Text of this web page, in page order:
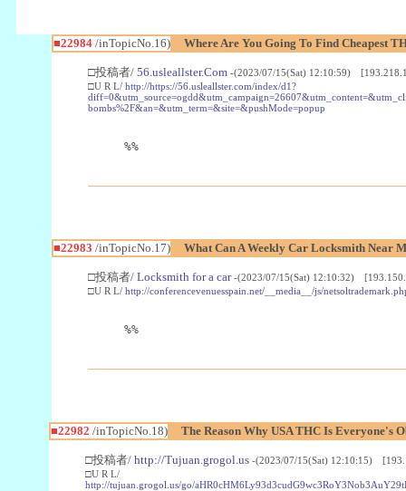
■22984/inTopicNo.16) Where Are You Going To Find Cheapest
□投稿者/ 56.usleallster.Com -(2023/07/15(Sat) 12:10:59)
□U R L/ http://https://56.usleallster.com/index/d1?
bombs%2F&an=&utm_term=&site=&pushMode=popup
%%
■22983 /inTopicNo.17) What Can A Weekly Car Locksmith Near
□投稿者/ Locksmith for a car -(2023/07/15(Sat) 12:10:32)
□U R L/ http://conferencevenuesspain.net/__media__/js/
%%
■22982 /inTopicNo.18) The Reason Why USA THC Is Everyone's
□投稿者/ http://Tujuan.grogol.us -(2023/07/15(Sat) 12:10:15)
□U R L/
http://tujuan.grogol.us/go/